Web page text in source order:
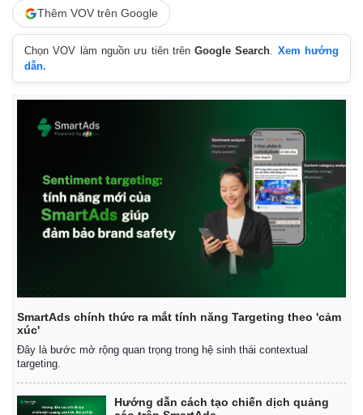
Kinh tế
Thị trường
Giá vàng
Tiêu dùng
Chứng khoán
Giá cà phê
Thêm VOV trên Google
Chọn VOV làm nguồn ưu tiên trênGoogle Search. Xem hướng
dẫn.
SmartAds chính thức ra mắt tính năng Targeting theo 'cảm
xúc'
Đây là bước mở rộng quan trọng trong hệ sinh thái contextual
targeting.
Hướng dẫn cách tạo chiến dịch quảng